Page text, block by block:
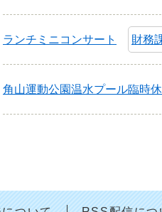
ランチミニコンサート 財務
角山運動公園温水プール臨時